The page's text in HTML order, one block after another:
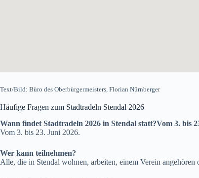
Text/Bild: Büro des Oberbürgermeisters, Florian Nürnberger
Häufige Fragen zum Stadtradeln Stendal 2026
Wann findet Stadtradeln 2026 in Stendal statt?Vom 3. bis
Vom 3. bis 23. Juni 2026.
Wer kann teilnehmen?
Alle, die in Stendal wohnen, arbeiten, einem Verein angehören